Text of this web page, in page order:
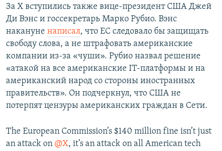
За X вступились также вице-президент США Джей
Ди Вэнс и госсекретарь Марко Рубио. Вэнс
накануне написал, что ЕС следовало бы защищать
свободу слова, а не штрафовать американские
компании из-за «чуши». Рубио назвал решение
«атакой на все американские IT-платформы и на
американский народ со стороны иностранных
правительств». Он подчеркнул, что США не
потерпят цензуры американских граждан в Сети.
The European Commission’s $140 million fine isn’t just
an attack on @X, it’s an attack on all American tech